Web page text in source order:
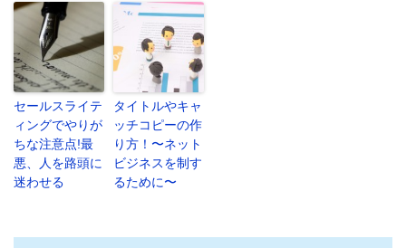
セールスライテ
ィングでやりが
ちな注意点!最
悪、人を路頭に
迷わせる
タイトルやキャ
ッチコピーの作
り方！〜ネット
ビジネスを制す
るために〜